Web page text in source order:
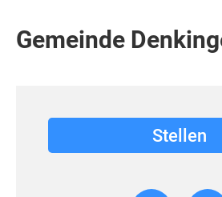
Gemeinde
Stellen